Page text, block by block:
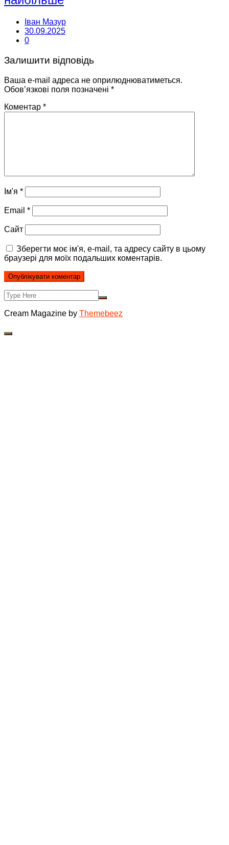
Іван Мазур
30.09.2025
0
Залишити відповідь
Ваша e-mail адреса не оприлюднюватиметься.
Обов’язкові поля позначені *
Коментар *
Ім'я *
Email *
Сайт
Зберегти моє ім'я, e-mail, та адресу сайту в цьому
браузері для моїх подальших коментарів.
Cream Magazine by Themebeez